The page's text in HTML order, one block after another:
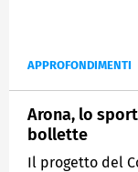
APPROFONDIMENTI
Arona, lo
bollette
Il progetto del